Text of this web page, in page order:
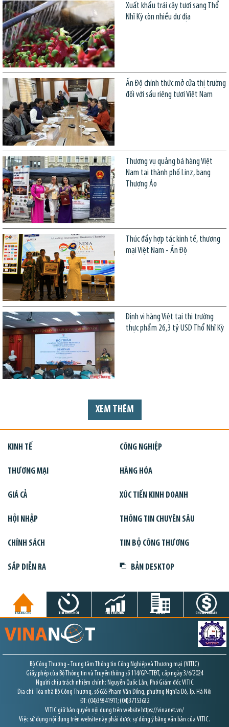
Xuất khẩu trái cây tươi sang Thổ
Nhĩ Kỳ còn nhiều dư địa
Ấn Độ chính thức mở cửa thị trường
đối với sầu riêng tươi Việt Nam
Thương vụ quảng bá hàng Việt
Nam tại thành phố Linz, bang
Thượng Áo
Thúc đẩy hợp tác kinh tế, thương
mại Việt Nam - Ấn Độ
Định vị hàng Việt tại thị trường
thực phẩm 26,3 tỷ USD Thổ Nhĩ Kỳ
XEM THÊM
KINH TẾ CÔNG NGHIỆP
THƯƠNG MẠI HÀNG HÓA
GIÁ CẢ XÚC TIẾN KINH DOANH
HỘI NHẬP THÔNG TIN CHUYÊN SÂU
CHÍNH SÁCH TIN BỘ CÔNG THƯƠNG
SẮP DIỄN RA BẢN DESKTOP
TRANG CHỦ TIN GIỜ CHÓT THỊ TRƯỜNG DỰ ÁN CHỨNG KHOÁN
Bộ Công Thương - Trung tâm Thông tin Công Nghiệp và Thương mại (VITIC)
Giấy phép của Bộ Thông tin và Truyền thông số 114/GP-TTĐT, cấp ngày 3/6/2024
Người chịu trách nhiệm chính: Nguyễn Quốc Lân, Phó Giám đốc VITIC
Địa chỉ: Tòa nhà Bộ Công Thương, số 655 Phạm Văn Đồng, phường Nghĩa Đô, Tp. Hà Nội
ĐT: (04)39341911; (04)37153632
VITIC giữ bản quyền nội dung trên website https://vinanet.vn/
Việc sử dụng nội dung trên website này phải được sự đồng ý bằng văn bản của VITIC.